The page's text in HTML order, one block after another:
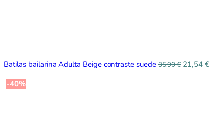
Batilas bailarina Adulta Beige contraste suede 35,90€ 21,54 €
-40%